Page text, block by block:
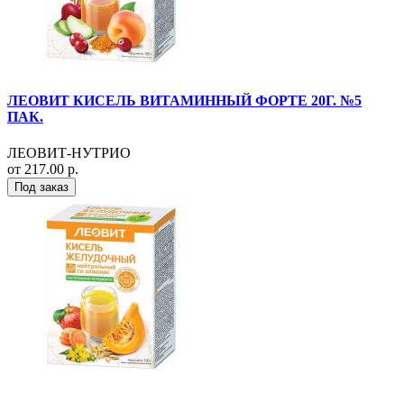
ЛЕОВИТ КИСЕЛЬ ВИТАМИННЫЙ ФОРТЕ 20Г. №5
ПАК.
ЛЕОВИТ-НУТРИО
от 217.00 р.
Под заказ